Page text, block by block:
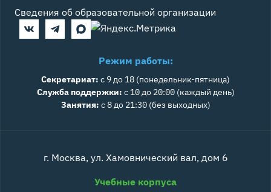
Сведения об образовательной организации
Режим работы:
Секретариат: с 9 до 18 (понедельник-пятница)
Служба поддержки: с 10 до 20:00 (каждый день)
Занятия: с 8 до 21:30 (без выходных)
г. Москва, ул. Хамовнический вал, дом 6
Учебные корпуса